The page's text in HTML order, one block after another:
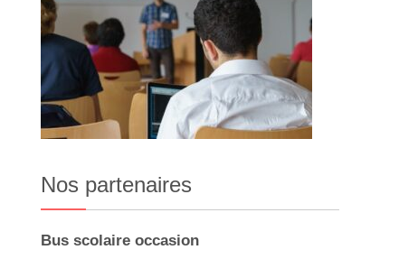
Nos partenaires
Bus scolaire occasion